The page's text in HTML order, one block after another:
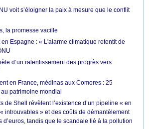
voit s’éloigner la paix à mesure que le conflit
la promesse vacille
Espagne : « L'alarme climatique retentit de
d’un ralentissement des progrès vers
en France, médinas aux Comores : 25
patrimoine mondial
de Shell révèlent l’existence d’un pipeline « en
introuvables » et des coûts de démantèlement
d’euros, tandis que le scandale lié à la pollution